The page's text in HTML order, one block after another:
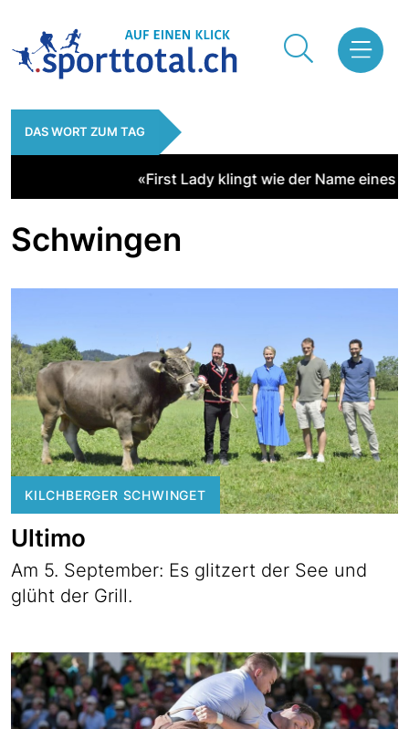
DAS WORT ZUM TAG
«First Lady klingt wie der Name eines
Schwingen
KILCHBERGER SCHWINGET
Ultimo
Am 5. September: Es glitzert der See und
glüht der Grill.